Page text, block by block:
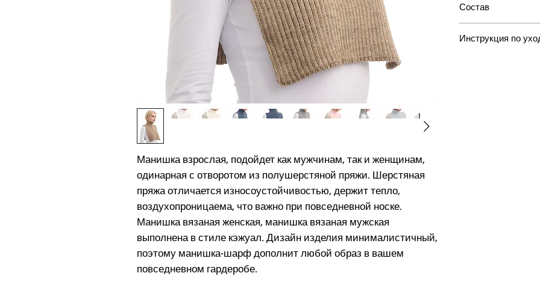
Манишка взрослая, подойдет как мужчинам, так и женщинам,
одинарная с отворотом из полушерстяной пряжи. Шерстяная
пряжа отличается износоустойчивостью, держит тепло,
воздухопроницаема, что важно при повседневной носке.
Манишка вязаная женская, манишка вязаная мужская
выполнена в стиле кэжуал. Дизайн изделия минималистичный,
поэтому манишка-шарф дополнит любой образ в вашем
повседневном гардеробе.
Состав
Инструкция по